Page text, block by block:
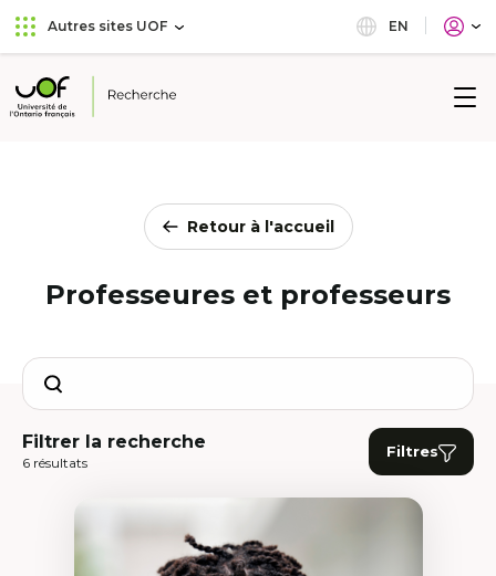
Aller
au
principal
Passer
au
Autres sites UOF EN
Université
Retour à l'accueil
Professeures et professeurs
Search
Filtrer la recherche
6 résultats
Filtres